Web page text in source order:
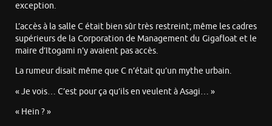
exception.
L’accès à la salle C était bien sûr très restreint; même les cadres
supérieurs de la Corporation de Management du Gigafloat et le
maire d’Itogami n’y avaient pas accès.
La rumeur disait même que C n’était qu’un mythe urbain.
« Je vois… C’est pour ça qu’ils en veulent à Asagi… »
« Hein ? »